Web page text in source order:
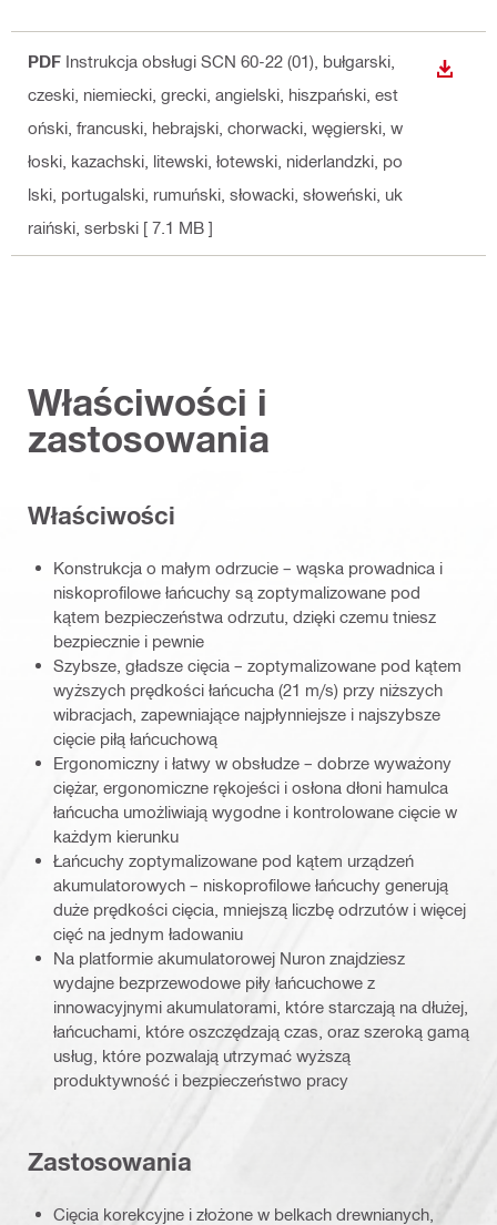
PDF Instrukcja obsługi SCN 60-22 (01) , bułgarski,
czeski, niemiecki, grecki, angielski, hiszpański, est
oński, francuski, hebrajski, chorwacki, węgierski, w
łoski, kazachski, litewski, łotewski, niderlandzki, po
lski, portugalski, rumuński, słowacki, słoweński, uk
raiński, serbski [ 7.1 MB ]
Właściwości i
zastosowania
Właściwości
Konstrukcja o małym odrzucie – wąska prowadnica i
niskoprofilowe łańcuchy są zoptymalizowane pod
kątem bezpieczeństwa odrzutu, dzięki czemu tniesz
bezpiecznie i pewnie
Szybsze, gładsze cięcia – zoptymalizowane pod kątem
wyższych prędkości łańcucha (21 m/s) przy niższych
wibracjach, zapewniające najpłynniejsze i najszybsze
cięcie piłą łańcuchową
Ergonomiczny i łatwy w obsłudze – dobrze wyważony
ciężar, ergonomiczne rękojeści i osłona dłoni hamulca
łańcucha umożliwiają wygodne i kontrolowane cięcie w
każdym kierunku
Łańcuchy zoptymalizowane pod kątem urządzeń
akumulatorowych – niskoprofilowe łańcuchy generują
duże prędkości cięcia, mniejszą liczbę odrzutów i więcej
cięć na jednym ładowaniu
Na platformie akumulatorowej Nuron znajdziesz
wydajne bezprzewodowe piły łańcuchowe z
innowacyjnymi akumulatorami, które starczają na dłużej,
łańcuchami, które oszczędzają czas, oraz szeroką gamą
usług, które pozwalają utrzymać wyższą
produktywność i bezpieczeństwo pracy
Zastosowania
Cięcia korekcyjne i złożone w belkach drewnianych,